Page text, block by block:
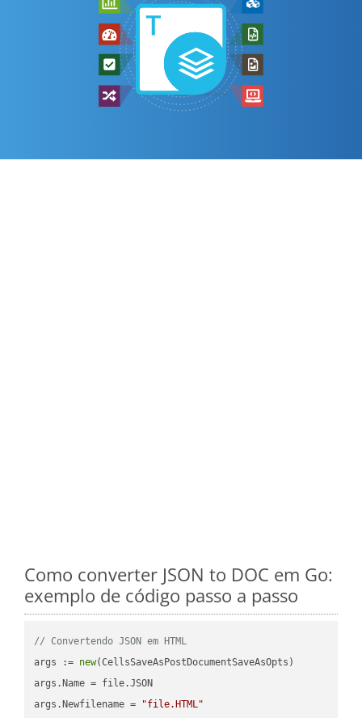
Como converter JSON to DOC em Go:
exemplo de código passo a passo
// Convertendo JSON em HTML
args := new(CellsSaveAsPostDocumentSaveAsOpts)
args.Name = file.JSON
args.Newfilename =
"file.HTML"